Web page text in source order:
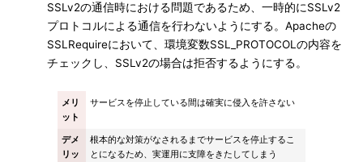
SSLv2の通信時における問題であるため、一時的にSSLv2
プロトコルによる通信を行わないようにする。Apacheの
SSLRequireにおいて、環境変数SSL_PROTOCOLの内容を
チェックし、SSLv2の場合は拒否するようにする。
メリ
ット
サービスを停止している間は確実に侵入を許さない
デメ
リッ
根本的な対策がなされるまでサービスを停止するこ
とになるため、実運用に支障をきたしてしまう